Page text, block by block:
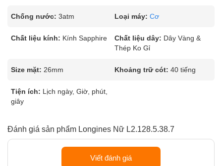
Chống nước: 3atm Loại máy: Cơ
Chất liệu kính: Kính Sapphire Chất liệu dây: Dây Vàng &
Thép Ko Gỉ
Size mặt: 26mm Khoảng trữ cót: 40 tiếng
Tiện ích: Lịch ngày, Giờ, phút,
giây
Đánh giá sản phẩm Longines Nữ L2.128.5.38.7
Viết đánh giá